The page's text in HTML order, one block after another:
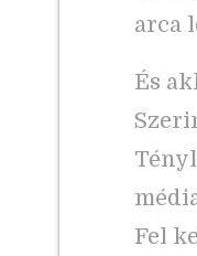
arca
És
Fel